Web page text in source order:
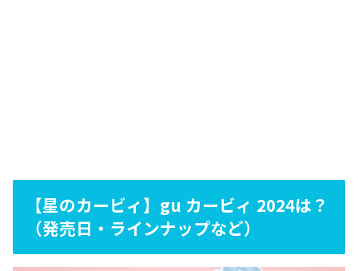
【星のカービィ】gu カービィ 2024は？
（発売日・ラインナップなど）